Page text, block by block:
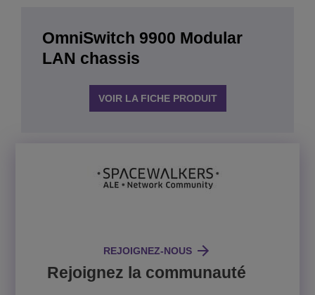
OmniSwitch 9900 Modular
LAN chassis
VOIR LA FICHE PRODUIT
REJOIGNEZ-NOUS
Rejoignez la communauté